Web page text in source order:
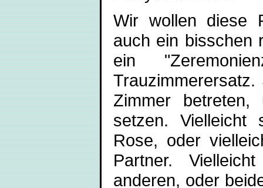
Wir wollen diese
auch ein bisschen
ein
Zimmer
setzen. Vielleicht
Rose, oder
Partner.
anderen, oder